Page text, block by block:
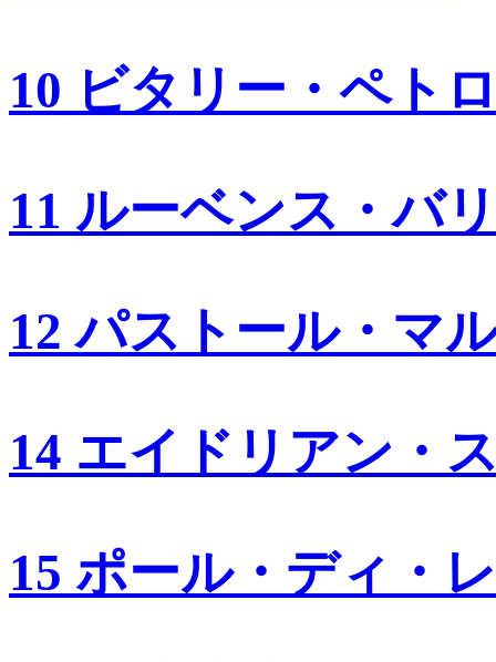
10 ビタリー・ペト
11 ルーベンス・バ
12 パストール・マ
14 エイドリアン・
15 ポール・ディ・